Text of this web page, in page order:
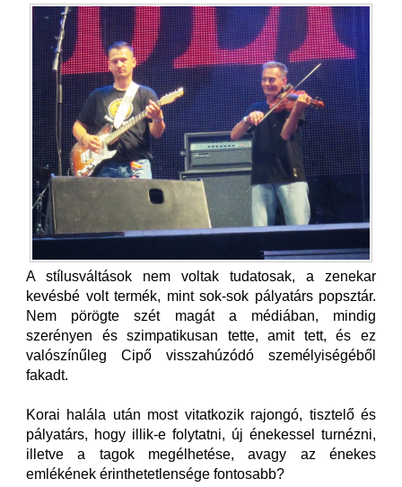
A stílusváltások nem voltak tudatosak, a zenekar
kevésbé volt termék, mint sok-sok pályatárs popsztár.
Nem pörögte szét magát a médiában, mindig
szerényen és szimpatikusan tette, amit tett, és ez
valószínűleg Cipő visszahúzódó személyiségéből
fakadt.
Korai halála után most vitatkozik rajongó, tisztelő és
pályatárs, hogy illik-e folytatni, új énekessel turnézni,
illetve a tagok megélhetése, avagy az énekes
emlékének érinthetetlensége fontosabb?